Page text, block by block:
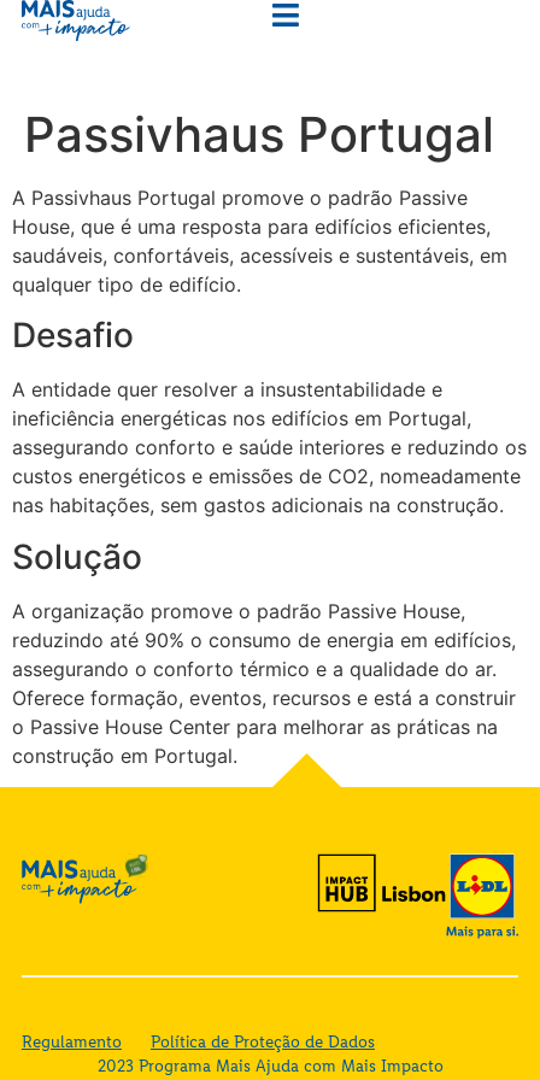
Passivhaus Portugal
A Passivhaus Portugal promove o padrão Passive
House, que é uma resposta para edifícios eficientes,
saudáveis, confortáveis, acessíveis e sustentáveis, em
qualquer tipo de edifício.
Desafio
A entidade quer resolver a insustentabilidade e
ineficiência energéticas nos edifícios em Portugal,
assegurando conforto e saúde interiores e reduzindo os
custos energéticos e emissões de CO2, nomeadamente
nas habitações, sem gastos adicionais na construção.
Solução
A organização promove o padrão Passive House,
reduzindo até 90% o consumo de energia em edifícios,
assegurando o conforto térmico e a qualidade do ar.
Oferece formação, eventos, recursos e está a construir
o Passive House Center para melhorar as práticas na
construção em Portugal.
2023 Programa Mais Ajuda com Mais Impacto
Regulamento Política de Proteção de Dados